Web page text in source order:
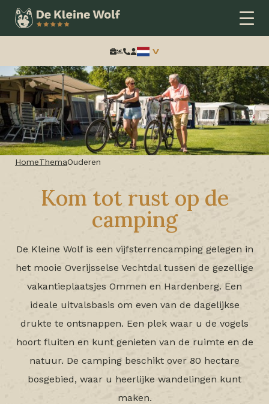
Zoeken:
HomeThemaOuderen
Kom tot rust op de
camping
De Kleine Wolf is een vijfsterrencamping gelegen in
het mooie Overijsselse Vechtdal tussen de gezellige
vakantieplaatsjes Ommen en Hardenberg. Een
ideale uitvalsbasis om even van de dagelijkse
drukte te ontsnappen. Een plek waar u de vogels
hoort fluiten en kunt genieten van de ruimte en de
natuur. De camping beschikt over 80 hectare
bosgebied, waar u heerlijke wandelingen kunt
maken.